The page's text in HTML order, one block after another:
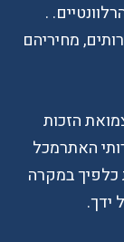
.
מחיריהם
הזכות
האתרמכל
כלפיך במקרה
ידך.